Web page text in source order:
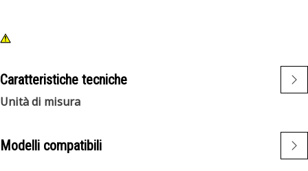
Caratteristiche tecniche
Unità di misura
Modelli compatibili